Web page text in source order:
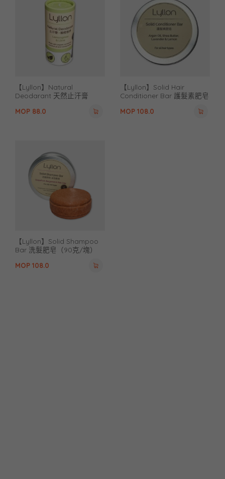
【Lyllon】Natural
Deodarant 天然止汗膏
MOP 88.0
【Lyllon】Solid Hair
Conditioner Bar 護髮素肥皂
MOP 108.0
【Lyllon】Solid Shampoo
Bar 洗髮肥皂（90克/塊）
MOP 108.0